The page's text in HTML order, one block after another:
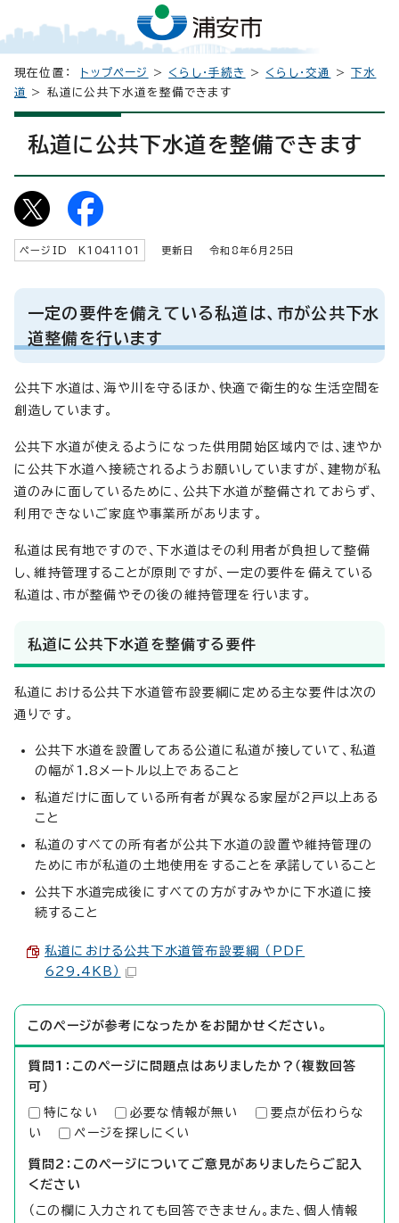
現在位置： トップページ > くらし・手続き > くらし・交通 >下水
道
> 私道に公共下水道を整備できます
私道に公共下水道を整備できます
ページID K 1041101 更新日 令和8年6月 25 日
一定の要件を備えている私道は、市が公共下水
道整備を行います
公共下水道は、海や川を守るほか、快適で衛生的な生活空間を
創造しています。
公共下水道が使えるようになった供用開始区域内では、速やか
に公共下水道へ接続されるようお願いしていますが、建物が私
道のみに面しているために、公共下水道が整備されておらず、
利用できないご家庭や事業所があります。
私道は民有地ですので、下水道はその利用者が負担して整備
し、維持管理することが原則ですが、一定の要件を備えている
私道は、市が整備やその後の維持管理を行います。
私道に公共下水道を整備する要件
私道における公共下水道管布設要綱に定める主な要件は次の
通りです。
公共下水道を設置してある公道に私道が接していて、私道
の幅が1.8メートル以上であること
私道だけに面している所有者が異なる家屋が2戸以上ある
こと
私道のすべての所有者が公共下水道の設置や維持管理の
ために市が私道の土地使用をすることを承諾していること
公共下水道完成後にすべての方がすみやかに下水道に接
続すること
私道における公共下水道管布設要綱 （PDF
629.4KB）
このページが参考になったかをお聞かせください。
質問1：このページに問題点はありましたか？（複数回答
可）
特にない 必要な情報が無い
要点が伝わらな
い
ページを探しにくい
質問2：このページについてご意見がありましたらご記入
ください
（この欄に入力されても回答できません。また、個人情報